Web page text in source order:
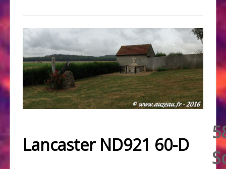
Lancaster ND921 60-D